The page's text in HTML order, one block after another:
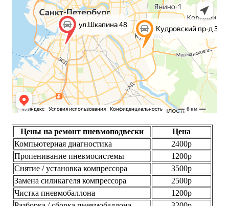
Цены на ремонт пневмоподвески
Цена
Компьютерная диагностика
2400р
Пропенивание пневмосистемы
1200р
Снятие / установка компрессора
3500р
Замена силикагеля компрессора
2500р
Чистка пневмобаллона
1200р